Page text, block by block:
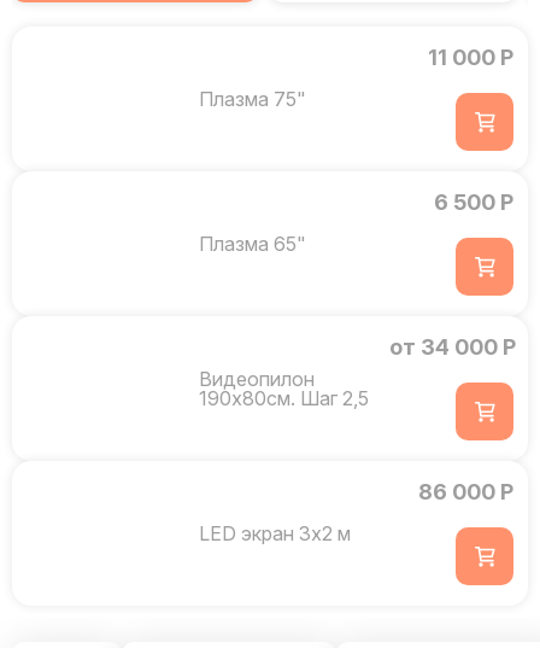
Плазма 75"
11 000 Р
Плазма 65"
6 500 Р
Видеопилон
190х80см. Шаг 2,5
от 34 000 Р
LED экран 3х2 м
86 000 Р